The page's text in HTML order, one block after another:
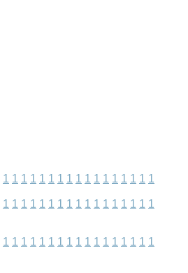
1 1 1 1 1 1 1 1 1 1 1 1 1 1 1 1 1
1 1 1 1 1 1 1 1 1 1 1 1 1 1 1 1 1
1 1 1 1 1 1 1 1 1 1 1 1 1 1 1 1 1